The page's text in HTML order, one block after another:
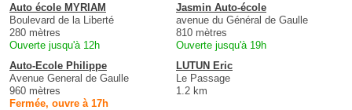
Auto école MYRIAM
Boulevard de la Liberté
280 mètres
Ouverte jusqu'à 12h
Jasmin Auto-école
avenue du Général de Gaulle
810 mètres
Ouverte jusqu'à 19h
Auto-Ecole Philippe
Avenue General de Gaulle
960 mètres
Fermée, ouvre à 17h
LUTUN Eric
Le Passage
1.2 km